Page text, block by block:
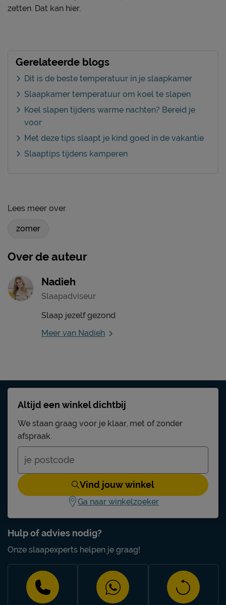
zetten. Dat kan hier.
Gerelateerde blogs
Dit is de beste temperatuur in je slaapkamer
Slaapkamer temperatuur om koel te slapen
Koel slapen tijdens warme nachten? Bereid je
voor
Met deze tips slaapt je kind goed in de vakantie
Slaaptips tijdens kamperen
Lees meer over
zomer
Over de auteur
Nadieh
Slaapadviseur
Slaap jezelf gezond
Meer van Nadieh
Hulp of advies nodig?
Onze slaapexperts helpen je graag!
Altijd een winkel dichtbij
We staan graag voor je klaar, met of zonder
afspraak.
Vind jouw winkel
Ga naar winkelzoeker